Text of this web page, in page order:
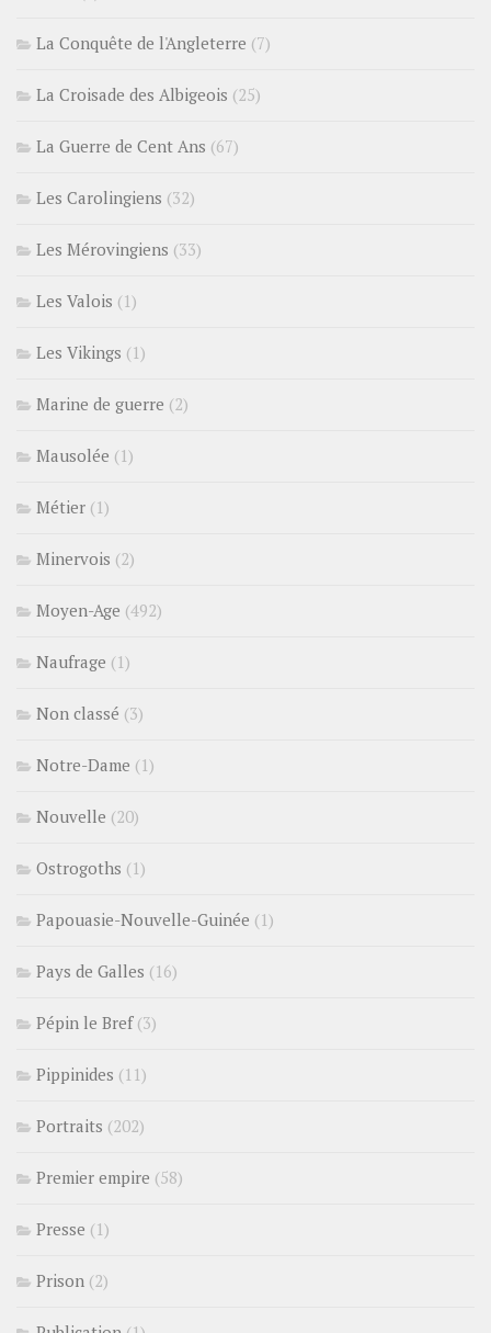
La Conquête de l'Angleterre (7)
La Croisade des Albigeois (25)
La Guerre de Cent Ans (67)
Les Carolingiens (32)
Les Mérovingiens (33)
Les Valois (1)
Les Vikings (1)
Marine de guerre (2)
Mausolée (1)
Métier (1)
Minervois (2)
Moyen-Age (492)
Naufrage (1)
Non classé (3)
Notre-Dame (1)
Nouvelle (20)
Ostrogoths (1)
Papouasie-Nouvelle-Guinée (1)
Pays de Galles (16)
Pépin le Bref(3)
Pippinides (11)
Portraits (202)
Premier empire (58)
Presse (1)
Prison (2)